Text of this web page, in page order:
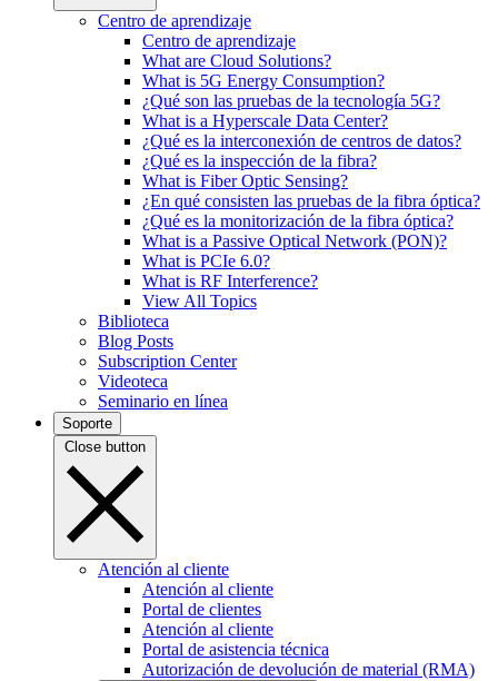
Centro de aprendizaje
Centro de aprendizaje
What are Cloud Solutions?
What is 5G Energy Consumption?
¿Qué son las pruebas de la tecnología 5G?
What is a Hyperscale Data Center?
¿Qué es la interconexión de centros de datos?
¿Qué es la inspección de la fibra?
What is Fiber Optic Sensing?
¿En qué consisten las pruebas de la fibra óptica?
¿Qué es la monitorización de la fibra óptica?
What is a Passive Optical Network (PON)?
What is PCIe 6.0?
What is RF Interference?
View All Topics
Biblioteca
Blog Posts
Subscription Center
Videoteca
Seminario en línea
Soporte
Close button
Atención al cliente
Atención al cliente
Portal de clientes
Atención al cliente
Portal de asistencia técnica
Autorización de devolución de material (RMA)